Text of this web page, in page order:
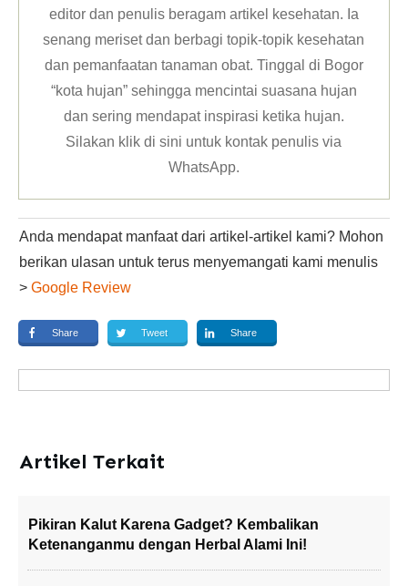
editor dan penulis beragam artikel kesehatan. Ia
senang meriset dan berbagi topik-topik kesehatan
dan pemanfaatan tanaman obat. Tinggal di Bogor
“kota hujan” sehingga mencintai suasana hujan
dan sering mendapat inspirasi ketika hujan.
Silakan klikdi sini untuk kontak penulis via
WhatsApp.
Anda mendapat manfaat dari artikel-artikel kami? Mohon
berikan ulasan untuk terus menyemangati kami menulis
> Google Review
Share Tweet Share
Artikel Terkait
Pikiran Kalut Karena Gadget? Kembalikan
Ketenanganmu dengan Herbal Alami Ini!